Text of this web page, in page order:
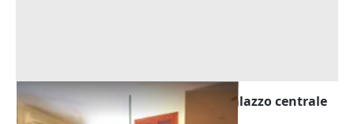
Asta Appartamento e cantina in palazzo centrale
Offerta minima